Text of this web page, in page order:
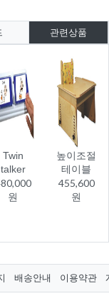
관련상품
Twin
talker
원
높이조절
테이블
455,600
원
배송안내 이용약관